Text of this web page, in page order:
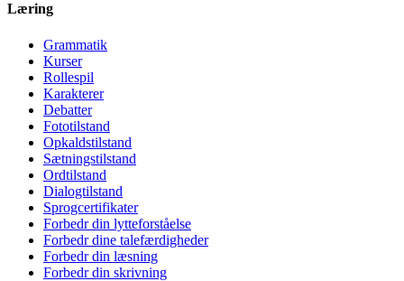
Læring
Grammatik
Kurser
Rollespil
Karakterer
Debatter
Fototilstand
Opkaldstilstand
Sætningstilstand
Ordtilstand
Dialogtilstand
Sprogcertifikater
Forbedr din lytteforståelse
Forbedr dine talefærdigheder
Forbedr din læsning
Forbedr din skrivning